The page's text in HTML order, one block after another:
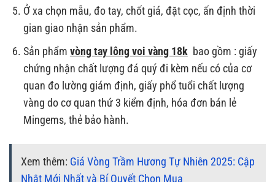
Ở xa chọn mẫu, đo tay, chốt giá, đặt cọc, ấn định thời
gian giao nhận sản phẩm.
Sản phẩm vòng tay lông voi vàng 18kbao gồm : giấy
chứng nhận chất lượng đá quý đi kèm nếu có của cơ
quan đo lường giám định, giấy phổ tuổi chất lượng
vàng do cơ quan thứ 3 kiểm định, hóa đơn bán lẻ
Mingems, thẻ bảo hành.
Xem thêm: Giá Vòng Trầm Hương Tự Nhiên 2025: Cập
Nhật Mới Nhất và Bí Quyết Chọn Mua